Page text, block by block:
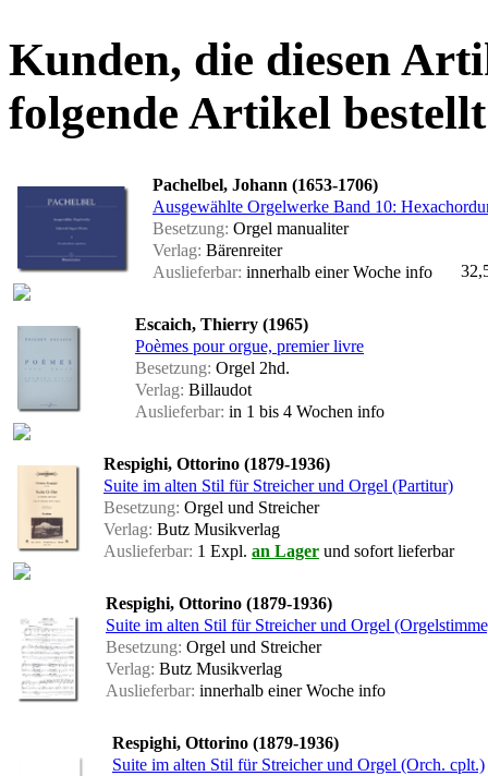
Kunden, die diesen
folgende Artikel
Pachelbel, Johann (1653-1706)
Ausgewählte Orgelwerke Band 10:
Besetzung: Orgel manualiter
Verlag: Bärenreiter
Auslieferbar: innerhalb einer Woche info
Escaich, Thierry (1965)
Poèmes pour orgue, premier livre
Besetzung: Orgel 2hd.
Verlag: Billaudot
Auslieferbar: in 1 bis 4 Wochen info
Respighi, Ottorino (1879-1936)
Suite im alten Stil für Streicher und Orgel (Partitur)
Besetzung: Orgel und Streicher
Verlag: Butz Musikverlag
Auslieferbar: 1 Expl. an Lager und sofort lieferbar
Respighi, Ottorino (1879-1936)
Suite im alten Stil für Streicher und Orgel
Besetzung: Orgel und Streicher
Verlag: Butz Musikverlag
Auslieferbar: innerhalb einer Woche info
Respighi, Ottorino (1879-1936)
Suite im alten Stil für Streicher und Orgel (Orch. cplt.)